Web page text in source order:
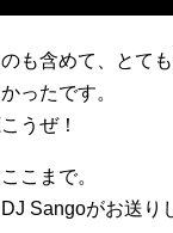
も含めて、とて
ったです。
うぜ！
こまで。
Sangoがお送り